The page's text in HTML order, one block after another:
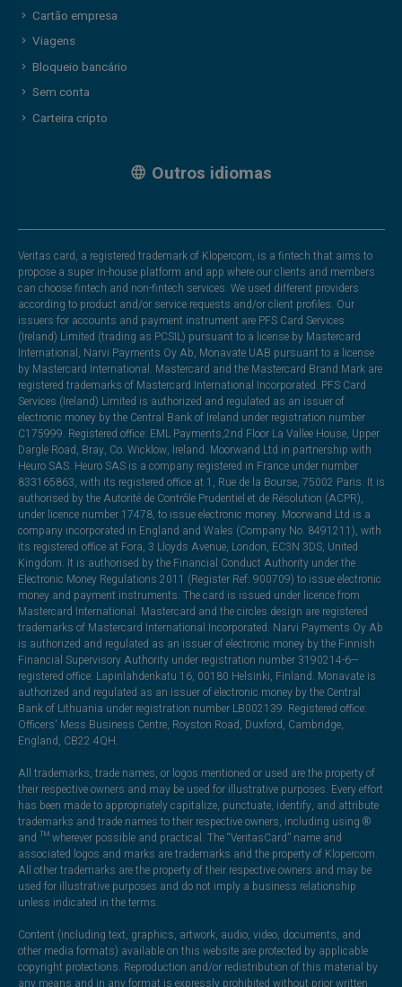
Cartão empresa
Viagens
Bloqueio bancário
Sem conta
Carteira cripto
Outros idiomas
Veritas card, a registered trademark of Klopercom, is a fintech that aims to
propose a super in-house platform and app where our clients and members
can choose fintech and non-fintech services. We used different providers
according to product and/or service requests and/or client profiles. Our
issuers for accounts and payment instrument are PFS Card Services
(Ireland) Limited (trading as PCSIL) pursuant to a license by Mastercard
International, Narvi Payments Oy Ab, Monavate UAB pursuant to a license
by Mastercard International. Mastercard and the Mastercard Brand Mark are
registered trademarks of Mastercard International Incorporated. PFS Card
Services (Ireland) Limited is authorized and regulated as an issuer of
electronic money by the Central Bank of Ireland under registration number
C175999. Registered office: EML Payments,2nd Floor La Vallee House, Upper
Dargle Road, Bray, Co. Wicklow, Ireland. Moorwand Ltd in partnership with
Heuro SAS. Heuro SAS is a company registered in France under number
833165863, with its registered office at 1, Rue de la Bourse, 75002 Paris. It is
authorised by the Autorité de Contrôle Prudentiel et de Résolution (ACPR),
under licence number 17478, to issue electronic money. Moorwand Ltd is a
company incorporated in England and Wales (Company No. 8491211), with
its registered office at Fora, 3 Lloyds Avenue, London, EC3N 3DS, United
Kingdom. It is authorised by the Financial Conduct Authority under the
Electronic Money Regulations 2011 (Register Ref: 900709) to issue electronic
money and payment instruments. The card is issued under licence from
Mastercard International. Mastercard and the circles design are registered
trademarks of Mastercard International Incorporated. Narvi Payments Oy Ab
is authorized and regulated as an issuer of electronic money by the Finnish
Financial Supervisory Authority under registration number 3190214-6—
registered office: Lapinlahdenkatu 16, 00180 Helsinki, Finland. Monavate is
authorized and regulated as an issuer of electronic money by the Central
Bank of Lithuania under registration number LB002139. Registered office:
Officers' Mess Business Centre, Royston Road, Duxford, Cambridge,
England, CB22 4QH.
All trademarks, trade names, or logos mentioned or used are the property of
their respective owners and may be used for illustrative purposes. Every effort
has been made to appropriately capitalize, punctuate, identify, and attribute
trademarks and trade names to their respective owners, including using ®
and ™ wherever possible and practical. The “VeritasCard” name and
associated logos and marks are trademarks and the property of Klopercom.
All other trademarks are the property of their respective owners and may be
used for illustrative purposes and do not imply a business relationship
unless indicated in the terms.
Content (including text, graphics, artwork, audio, video, documents, and
other media formats) available on this website are protected by applicable
copyright protections. Reproduction and/or redistribution of this material by
any means and in any format is expressly prohibited without prior written